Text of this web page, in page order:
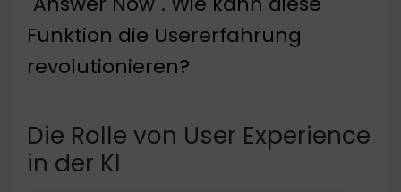
Funktion die Usererfahrung
revolutionieren?
Die Rolle von User Experience
in der KI